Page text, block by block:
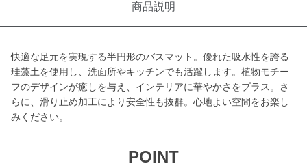
商品説明
快適な足元を実現する半円形のバスマット。優れた吸水性を誇る
珪藻土を使用し、洗面所やキッチンでも活躍します。植物モチー
フのデザインが癒しを与え、インテリアに華やかさをプラス。さ
らに、滑り止め加工により安全性も抜群。心地よい空間をお楽し
みください。
POINT